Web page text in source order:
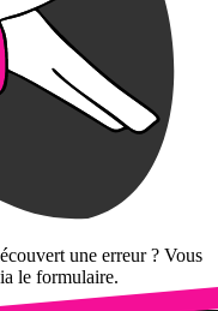
une erreur ? Vous
le formulaire.